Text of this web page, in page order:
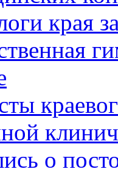
края
о